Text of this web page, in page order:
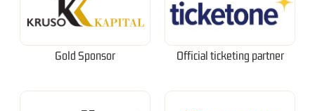
Gold Sponsor Official ticketing partner